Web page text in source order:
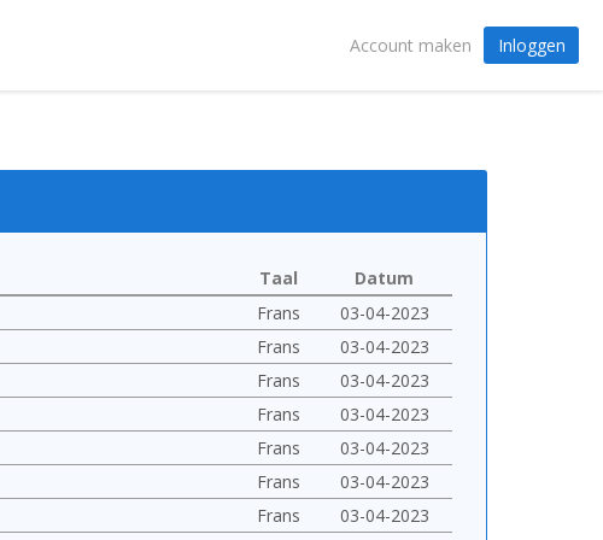
Account maken Inloggen
Taal
Datum
Frans
03-04-2023
Frans
03-04-2023
Frans
03-04-2023
Frans
03-04-2023
Frans
03-04-2023
Frans
03-04-2023
Frans
03-04-2023